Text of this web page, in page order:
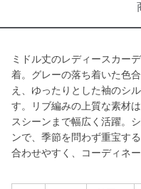
ミドル丈のレディースカー
着。グレーの落ち着いた色
え、ゆったりとした袖のシ
す。リブ編みの上質な素材
スシーンまで幅広く活躍。
ンで、季節を問わず重宝す
合わせやすく、コーディネ